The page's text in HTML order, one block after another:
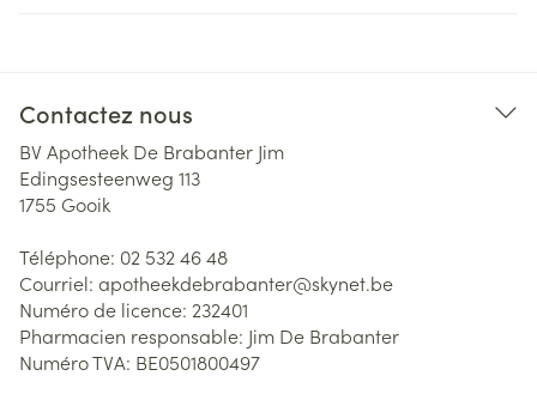
Contactez nous
BV Apotheek De Brabanter Jim
Edingsesteenweg 113
1755 Gooik
Téléphone: 02 532 46 48
Courriel: apotheekdebrabanter@skynet.be
Numéro de licence: 232401
Pharmacien responsable: Jim De Brabanter
Numéro TVA: BE0501800497